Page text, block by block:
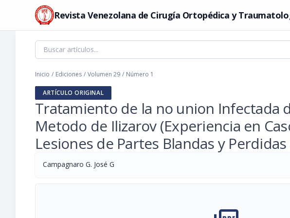
Revista Venezolana de Cirugía Ortopédica y
Inicio / Ediciones / Volumen 29 / Número 1
ARTÍCULO ORIGINAL
Tratamiento de la no union Infectada
Metodo de Ilizarov (Experiencia en
Lesiones de Partes Blandas y Perdidas
Campagnaro G. José G